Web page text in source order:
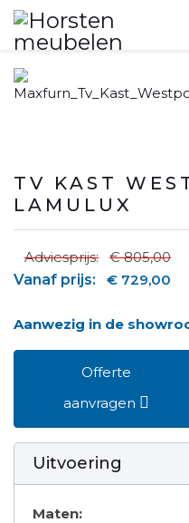
TV KAST
LAMULUX
Adviesprijs:
€ 805,00
Vanaf prijs:
€ 729,00
Aanwezig in de
Offerte
aanvragen
Uitvoering
Maten: